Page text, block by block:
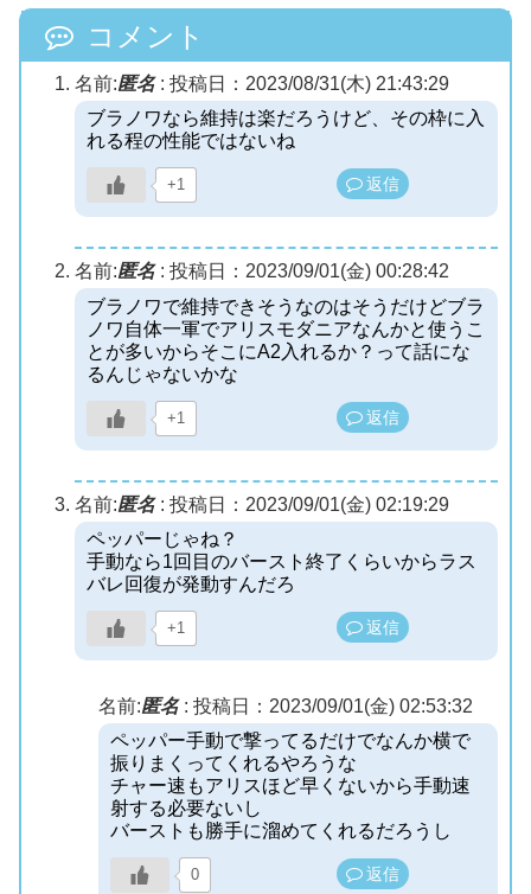
コメント
名前:匿名: 投稿日：2023/08/31(木) 21:43:29
ブラノワなら維持は楽だろうけど、その枠に入
れる程の性能ではないね
+1 返信
名前:匿名: 投稿日：2023/09/01(金) 00:28:42
ブラノワで維持できそうなのはそうだけどブラ
ノワ自体一軍でアリスモダニアなんかと使うこ
とが多いからそこにA2入れるか？って話にな
るんじゃないかな
+1 返信
名前:匿名: 投稿日：2023/09/01(金) 02:19:29
ペッパーじゃね？
手動なら1回目のバースト終了くらいからラス
バレ回復が発動すんだろ
+1 返信
名前:匿名: 投稿日：2023/09/01(金) 02:53:32
ペッパー手動で撃ってるだけでなんか横で
振りまくってくれるやろうな
チャー速もアリスほど早くないから手動速
射する必要ないし
バーストも勝手に溜めてくれるだろうし
0 返信